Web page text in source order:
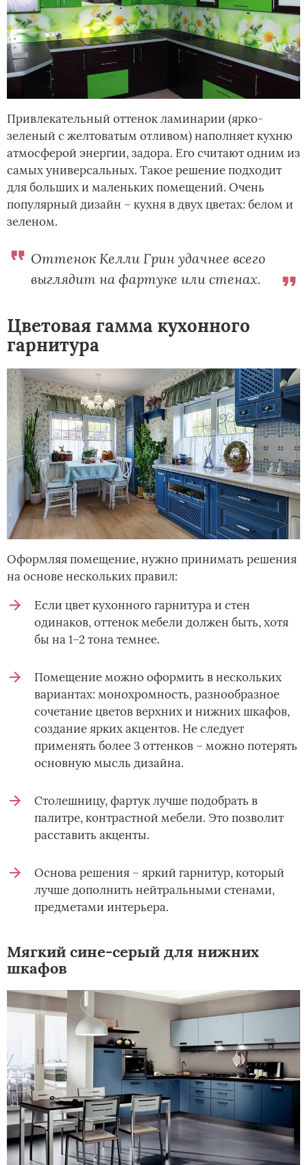
Привлекательный оттенок ламинарии (ярко-
зеленый с желтоватым отливом) наполняет кухню
атмосферой энергии, задора. Его считают одним из
самых универсальных. Такое решение подходит
для больших и маленьких помещений. Очень
популярный дизайн – кухня в двух цветах: белом и
зеленом.
Оттенок Келли Грин удачнее всего
выглядит на фартуке или стенах.
Цветовая гамма кухонного
гарнитура
Оформляя помещение, нужно принимать решения
на основе нескольких правил:
Если цвет кухонного гарнитура и стен
одинаков, оттенок мебели должен быть, хотя
бы на 1–2 тона темнее.
Помещение можно оформить в нескольких
вариантах: монохромность, разнообразное
сочетание цветов верхних и нижних шкафов,
создание ярких акцентов. Не следует
применять более 3 оттенков – можно потерять
основную мысль дизайна.
Столешницу, фартук лучше подобрать в
палитре, контрастной мебели. Это позволит
расставить акценты.
Основа решения – яркий гарнитур, который
лучше дополнить нейтральными стенами,
предметами интерьера.
Мягкий сине-серый для нижних
шкафов